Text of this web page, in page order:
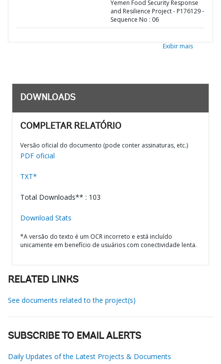
Yemen Food Security Response
and Resilience Project - P176129 -
Sequence No : 06
Exibir mais
DOWNLOADS
COMPLETAR RELATÓRIO
Versão oficial do documento (pode conter assinaturas, etc.)
PDF oficial
TXT*
Total Downloads** : 103
Download Stats
*A versão do texto é um OCR incorreto e está incluído
unicamente em benefício de usuários com conectividade lenta.
RELATED LINKS
See documents related to the project(s)
SUBSCRIBE TO EMAIL ALERTS
Daily Updates of the Latest Projects & Documents